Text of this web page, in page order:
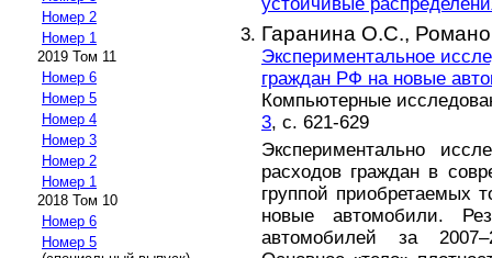
Номер 2
Номер 1
2019 Том 11
Номер 6
Номер 5
Номер 4
Номер 3
Номер 2
Номер 1
2018 Том 10
Номер 6
Номер 5
Гаранина О.С.,
Экспериментальное
граждан РФ на новые
Компьютерные
3, с. 621-629
Экспериментально
расходов граждан в
группой приобретаемых
новые автомобили.
автомобилей за